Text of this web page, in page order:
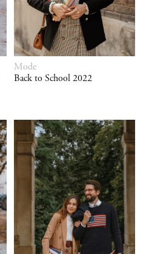
Mode
Back to School 2022